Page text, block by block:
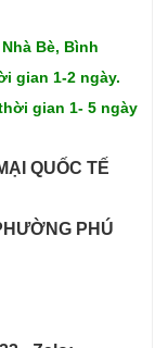
Bè, Bình
gian 1-2 ngày.
gian 1- 5 ngày
QUỐC TẾ
PHÚ